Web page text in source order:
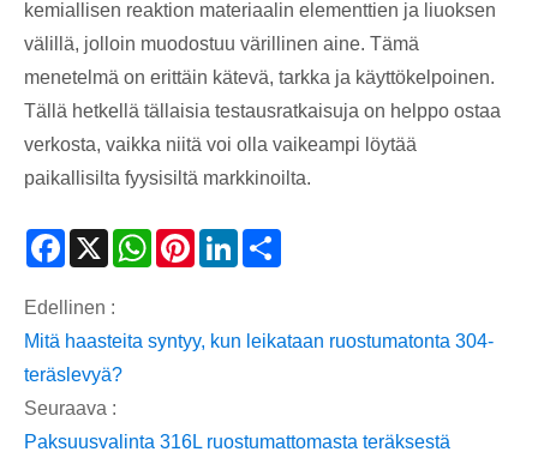
kemiallisen reaktion materiaalin elementtien ja liuoksen
välillä, jolloin muodostuu värillinen aine. Tämä
menetelmä on erittäin kätevä, tarkka ja käyttökelpoinen.
Tällä hetkellä tällaisia ​​testausratkaisuja on helppo ostaa
verkosta, vaikka niitä voi olla vaikeampi löytää
paikallisilta fyysisiltä markkinoilta.
Facebook
X WhatsAppPinterestLinkedIn
Edellinen :
Mitä haasteita syntyy, kun leikataan ruostumatonta 304-
teräslevyä?
Seuraava :
Paksuusvalinta 316L ruostumattomasta teräksestä